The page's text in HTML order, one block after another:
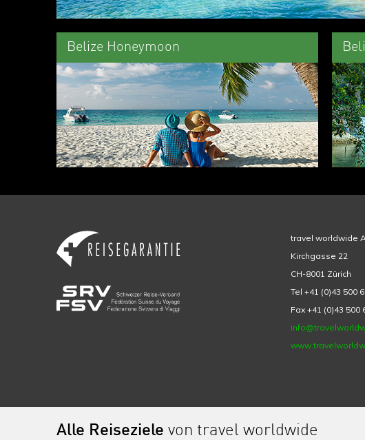
Belize Honeymoon
travel worldwide
Kirchgasse 22
CH-8001 Zürich
Tel +41 (0)43 500
Fax +41 (0)43 500
Alle Reiseziele von travel worldwide